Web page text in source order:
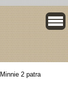
2 patra